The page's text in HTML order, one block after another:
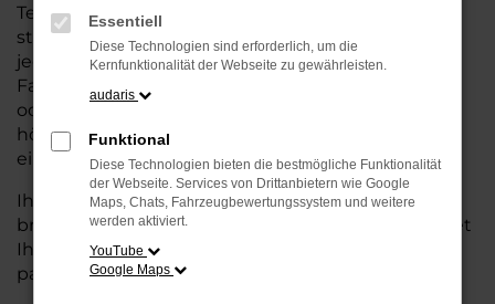
Technik, seinem effizienten Antrieb und dem
stilvollen Design ist der Golf die ideale Lösung für
jeden, der ein zuverlässiges und komfortables
Fahrzeug möchte. Egal, ob für den Stadtverkehr
oder längere Fahrten – der Golf bietet Ihnen
höchsten Fahrkomfort, innovative Features und
eine herausragende Wirtschaftlichkeit.
Ihr VW Autohaus in Achim steht Ihnen mit einer
breiten Auswahl an Neuwagen zur Seite und bietet
Ihnen umfassende
passende Fahrzeug finden.
Essentiell
Diese Technologien sind erforderlich, um die
Kernfunktionalität der Webseite zu gewährleisten.
audaris
Funktional
Diese Technologien bieten die bestmögliche Funktionalität
der Webseite. Services von Drittanbietern wie Google
Maps, Chats, Fahrzeugbewertungssystem und weitere
werden aktiviert.
YouTube
Google Maps